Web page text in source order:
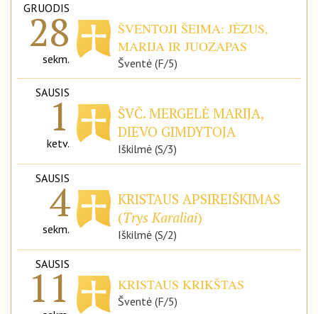
GRUODIS
28
sekm.
ŠVENTOJI ŠEIMA: JĖZUS,
MARIJA IR JUOZAPAS
Šventė (F/5)
SAUSIS
1
ketv.
ŠVČ. MERGELĖ MARIJA,
DIEVO GIMDYTOJA
Iškilmė (S/3)
SAUSIS
4
sekm.
KRISTAUS APSIREIŠKIMAS
(Trys Karaliai)
Iškilmė (S/2)
SAUSIS
11 KRISTAUS KRIKŠTAS
Šventė (F/5)